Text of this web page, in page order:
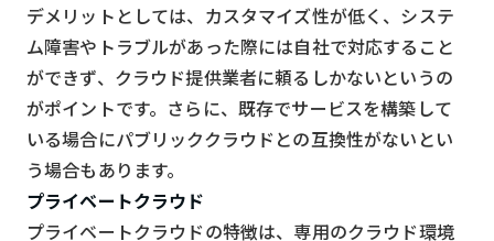
デメリットとしては、カスタマイズ性が低く、システ
ム障害やトラブルがあった際には自社で対応すること
ができず、クラウド提供業者に頼るしかないというの
がポイントです。さらに、既存でサービスを構築して
いる場合にパブリッククラウドとの互換性がないとい
う場合もあります。
プライベートクラウド
プライベートクラウドの特徴は、専用のクラウド環境